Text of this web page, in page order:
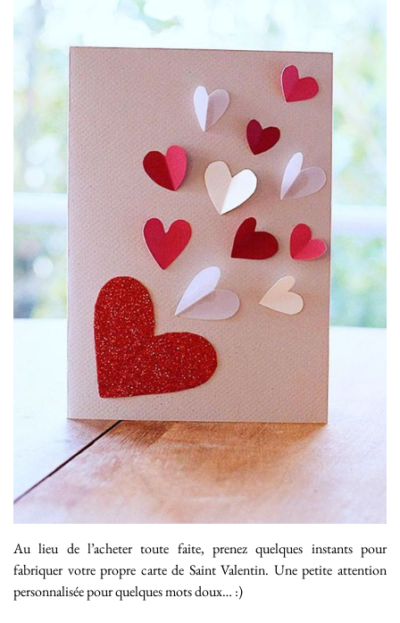
Au lieu de l’acheter toute faite, prenez quelques instants pour
fabriquer votre propre carte de Saint Valentin. Une petite attention
personnalisée pour quelques mots doux… :)